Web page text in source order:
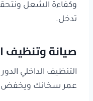
وكفاءة الشعل
تدخل.
صيانة وتنظيف
التنظيف الداخلي
عمر سخانك ويخفض